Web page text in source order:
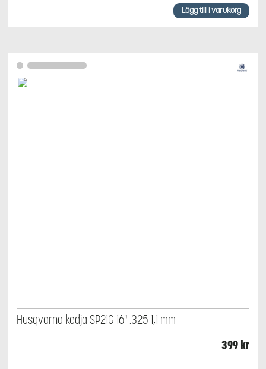
Lägg till i varukorg
Husqvarna kedja SP21G 16" .325 1,1 mm
399kr